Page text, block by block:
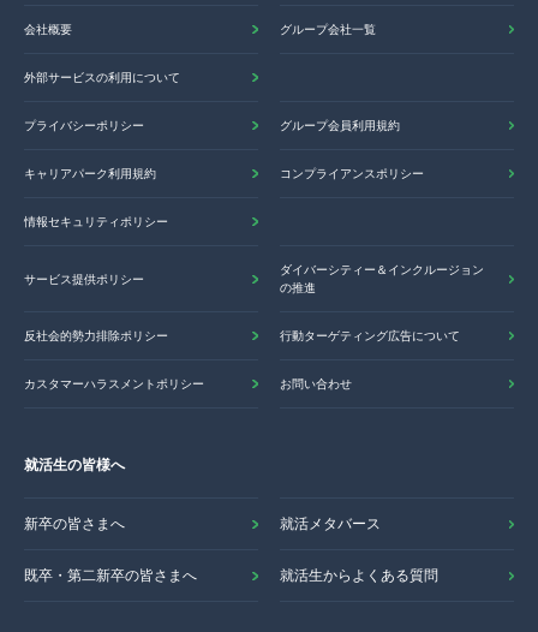
会社概要 グループ会社一覧
外部サービスの利用について
プライバシーポリシー グループ会員利用規約
キャリアパーク利用規約 コンプライアンスポリシー
情報セキュリティポリシー
サービス提供ポリシー
ダイバーシティー＆インクルージョン
の推進
反社会的勢力排除ポリシー 行動ターゲティング広告について
カスタマーハラスメントポリシー お問い合わせ
就活生の皆様へ
新卒の皆さまへ 就活メタバース
既卒・第二新卒の皆さまへ 就活生からよくある質問